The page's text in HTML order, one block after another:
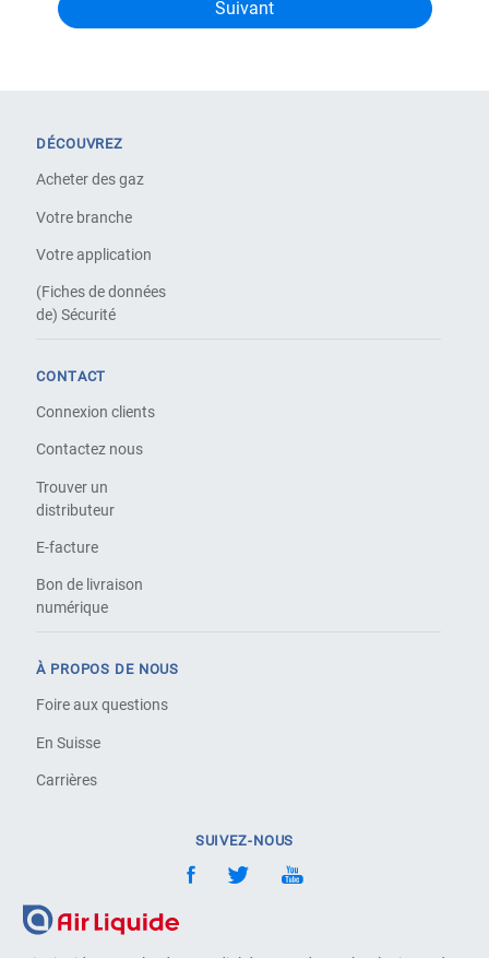
DÉCOUVREZ
Acheter des gaz
Votre branche
Votre application
(Fiches de données
de) Sécurité
CONTACT
Connexion clients
Contactez nous
Trouver un
distributeur
E-facture
Bon de livraison
numérique
À PROPOS DE NOUS
Foire aux questions
En Suisse
Carrières
SUIVEZ-NOUS